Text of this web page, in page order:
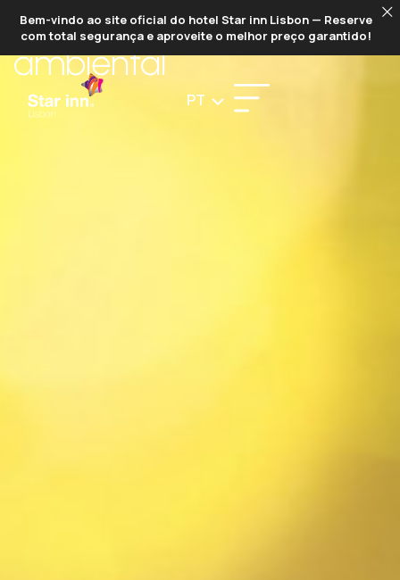
Bem-vindo ao site oficial do hotel Star inn Lisbon — Reserve
com total segurança e aproveite o melhor preço garantido!
PT
POLÍTICA
ambiental